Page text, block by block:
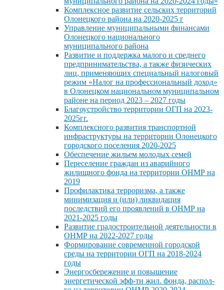
Комплексное развитие сельских территорий
Олонецкого района на 2020-2025 г
Управление муниципальными финансами
Олонецкого национального
муниципального района
Развитие и поддержка малого и среднего
предпринимательства, а также физических
лиц, применяющих специальный налоговый
режим «Налог на профессиональный доход»
в Олонецком национальном муниципальном
районе на период 2023 – 2027 годы
Благоустройство территории ОГП на 2023-
2025гг.
Комплексного развития транспортной
инфраструктуры на территории Олонецкого
городского поселения 2020-2025
Обеспечение жильем молодых семей
Переселение граждан из аварийного
жилищного фонда на территории ОНМР на
2019
Профилактика терроризма, а также
минимизация и (или) ликвидация
последствий его проявлений в ОНМР на
2021-2025 годы
Развитие градостроительной деятельности в
ОНМР на 2022-2027 годы
Формирование современной городской
среды на территории ОГП на 2018-2024
годы
Энергосбережение и повышение
энергетической эфф-ти жил. фонда, распол-